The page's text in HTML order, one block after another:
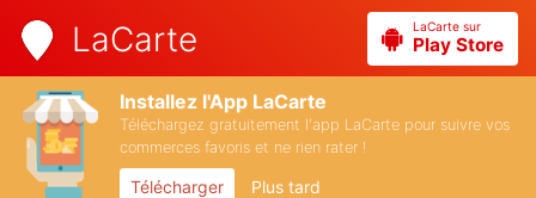
LaCarte LaCarte sur
Play Store
Installez l'App LaCarte
Téléchargez gratuitement l'app LaCarte pour suivre vos
commerces favoris et ne rien rater !
Télécharger Plus tard